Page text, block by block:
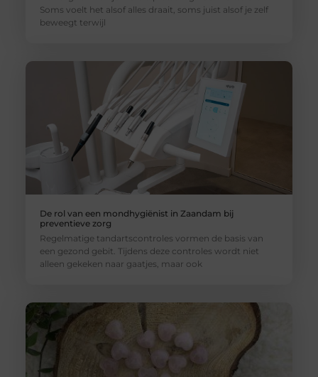
Soms voelt het alsof alles draait, soms juist alsof je zelf
beweegt terwijl
De rol van een mondhygiënist in Zaandam bij
preventieve zorg
Regelmatige tandartscontroles vormen de basis van
een gezond gebit. Tijdens deze controles wordt niet
alleen gekeken naar gaatjes, maar ook